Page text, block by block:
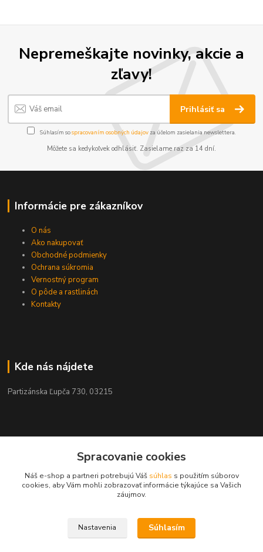
Nepremeškajte novinky, akcie a
zľavy!
Prihlásiť sa
Súhlasím sospracovaním osobných údajov za účelom zasielania newslettera.
Môžete sa kedykoľvek odhlásiť. Zasielame raz za 14 dní.
Informácie pre zákazníkov
O nás
Ako nakupovať
Obchodné podmienky
Ochrana súkromia
Vernostný program
O pôde a rastlinách
Kontakty
Kde nás nájdete
Partizánska Ľupča 730, 03215
+421 911 909 012
Spracovanie cookies
Náš e-shop a partneri potrebujú Váš súhlas s použitím súborov
cookies, aby Vám mohli zobrazovať informácie týkajúce sa Vašich
záujmov.
Nastavenia Súhlasím